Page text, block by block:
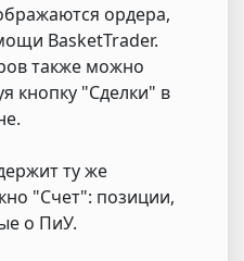
ордера,
BasketTrader.
также можно
кнопку "Сделки" в
ту же
"Счет": позиции,
о ПиУ.